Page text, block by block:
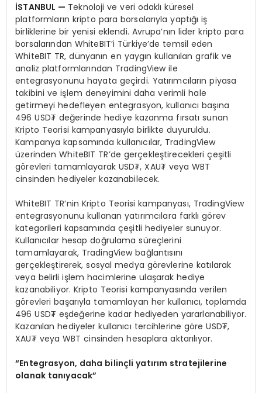
İSTANBUL — Teknoloji ve veri odaklı küresel
platformların kripto para borsalarıyla yaptığı iş
birliklerine bir yenisi eklendi. Avrupa’nın lider kripto para
borsalarından WhiteBIT’i Türkiye’de temsil eden
WhiteBIT TR, dünyanın en yaygın kullanılan grafik ve
analiz platformlarından TradingView ile
entegrasyonunu hayata geçirdi. Yatırımcıların piyasa
takibini ve işlem deneyimini daha verimli hale
getirmeyi hedefleyen entegrasyon, kullanıcı başına
496 USD₮ değerinde hediye kazanma fırsatı sunan
Kripto Teorisi kampanyasıyla birlikte duyuruldu.
Kampanya kapsamında kullanıcılar, TradingView
üzerinden WhiteBIT TR’de gerçekleştirecekleri çeşitli
görevleri tamamlayarak USD₮, XAU₮ veya WBT
cinsinden hediyeler kazanabilecek.
WhiteBIT TR’nin Kripto Teorisi kampanyası, TradingView
entegrasyonunu kullanan yatırımcılara farklı görev
kategorileri kapsamında çeşitli hediyeler sunuyor.
Kullanıcılar hesap doğrulama süreçlerini
tamamlayarak, TradingView bağlantısını
gerçekleştirerek, sosyal medya görevlerine katılarak
veya belirli işlem hacimlerine ulaşarak hediye
kazanabiliyor. Kripto Teorisi kampanyasında verilen
görevleri başarıyla tamamlayan her kullanıcı, toplamda
496 USD₮ eşdeğerine kadar hediyeden yararlanabiliyor.
Kazanılan hediyeler kullanıcı tercihlerine göre USD₮,
XAU₮ veya WBT cinsinden hesaplara aktarılıyor.
“Entegrasyon, daha bilinçli yatırım stratejilerine
olanak tanıyacak”